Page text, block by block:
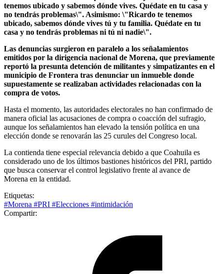
tenemos ubicado y sabemos dónde vives. Quédate en tu casa y
no tendrás problemas\". Asimismo: \"Ricardo te tenemos
ubicado, sabemos dónde vives tú y tu familia. Quédate en tu
casa y no tendrás problemas ni tú ni nadie\".
Las denuncias surgieron en paralelo a los señalamientos
emitidos por la dirigencia nacional de Morena, que previamente
reportó la presunta detención de militantes y simpatizantes en el
municipio de Frontera tras denunciar un inmueble donde
supuestamente se realizaban actividades relacionadas con la
compra de votos.
Hasta el momento, las autoridades electorales no han confirmado de
manera oficial las acusaciones de compra o coacción del sufragio,
aunque los señalamientos han elevado la tensión política en una
elección donde se renovarán las 25 curules del Congreso local.
La contienda tiene especial relevancia debido a que Coahuila es
considerado uno de los últimos bastiones históricos del PRI, partido
que busca conservar el control legislativo frente al avance de
Morena en la entidad.
Etiquetas:
#Morena #PRI #Elecciones #intimidación
Compartir: